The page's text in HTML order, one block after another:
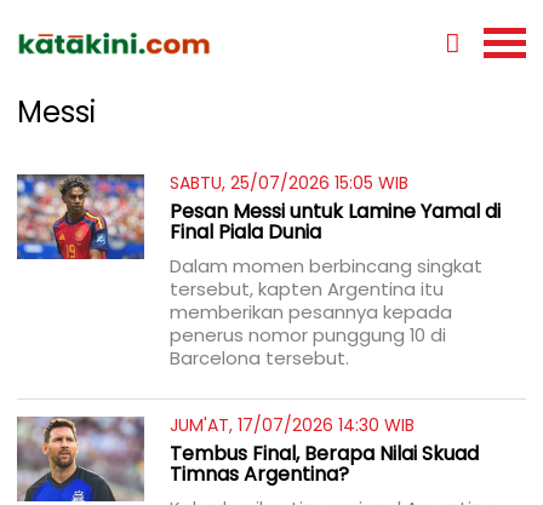
Messi
SABTU, 25/07/2026 15:05 WIB
Pesan Messi untuk Lamine Yamal di
Final Piala Dunia
Dalam momen berbincang singkat
tersebut, kapten Argentina itu
memberikan pesannya kepada
penerus nomor punggung 10 di
Barcelona tersebut.
JUM'AT, 17/07/2026 14:30 WIB
Tembus Final, Berapa Nilai Skuad
Timnas Argentina?